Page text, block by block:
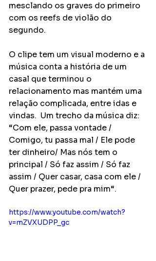
mesclando os graves do primeiro
com os reefs de violão do
segundo.
O clipe tem um visual moderno e a
música conta a história de um
casal que terminou o
relacionamento mas mantém uma
relação complicada, entre idas e
vindas.  Um trecho da música diz:
“Com ele, passa vontade /
Comigo, tu passa mal / Ele pode
ter dinheiro/ Mas nós tem o
principal / Só faz assim / Só faz
assim / Quer casar, casa com ele /
Quer prazer, pede pra mim“.
https://www.youtube.com/watch?
v=mZVXUDPP_gc